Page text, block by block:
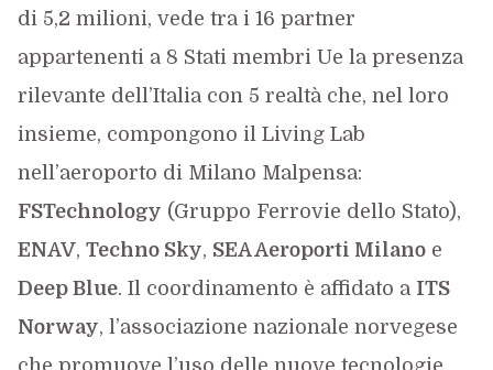
di 5,2 milioni, vede tra i 16 partner
appartenenti a 8 Stati membri Ue la presenza
rilevante dell’Italia con 5 realtà che, nel loro
insieme, compongono il Living Lab
nell’aeroporto di Milano Malpensa:
FSTechnology (Gruppo Ferrovie dello Stato),
ENAV, Techno Sky, SEA Aeroporti Milanoe
Deep Blue. Il coordinamento è affidato a ITS
Norway, l’associazione nazionale norvegese
che promuove l’uso delle nuove tecnologie